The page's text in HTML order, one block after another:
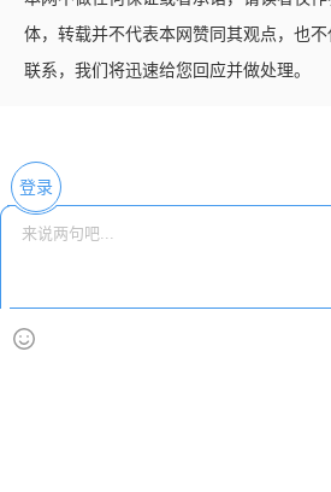
体，转载并不代表本网赞同其观点，也
联系，我们将迅速给您回应并做处理。
登录